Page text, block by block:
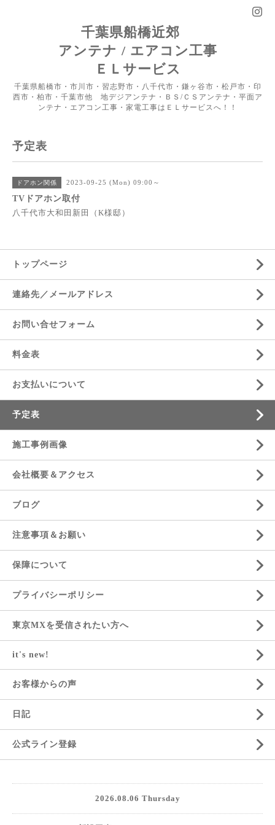
千葉県船橋近郊
アンテナ / エアコン工事
ＥＬサービス
千葉県船橋市・市川市・習志野市・八千代市・鎌ヶ谷市・松戸市・印
西市・柏市・千葉市他 地デジアンテナ・ＢＳ/ＣＳアンテナ・平面ア
ンテナ・エアコン工事・家電工事はＥＬサービスへ！！
予定表
ドアホン関係 2023-09-25 (Mon) 09:00～
TVドアホン取付
八千代市大和田新田（K様邸）
トップページ
連絡先／メールアドレス
お問い合せフォーム
料金表
お支払いについて
予定表
施工事例画像
会社概要＆アクセス
ブログ
注意事項＆お願い
保障について
プライバシーポリシー
東京MXを受信されたい方へ
it's new!
お客様からの声
日記
公式ライン登録
2026.08.06 Thursday